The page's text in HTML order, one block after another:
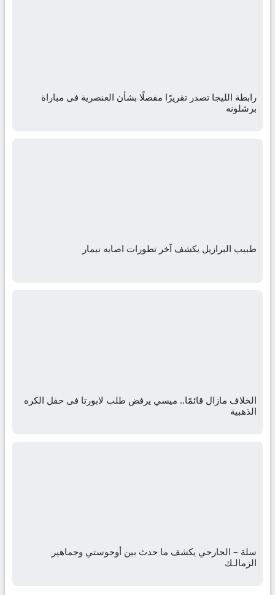
رابطة الليجا تصدر تقريرًا مفصلًا بشأن العنصرية فى مباراة
برشلونه
طبيب البرازيل يكشف آخر تطورات اصابه نيمار
الخلاف مازال قائمًا.. ميسي يرفض طلب لابورتا فى حفل الكره
الذهبية
سلة – الجارحي يكشف ما حدث بين أوجوستي وجماهير
الزمالـك